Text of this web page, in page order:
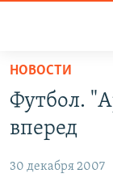
доступа
основному
ПРОГРАММЫ
ПОДКАСТЫ
АВТОРСКИЕ
ЦИТАТЫ
НОВОСТИ
Футбол.
вперед
30 декабря 2007